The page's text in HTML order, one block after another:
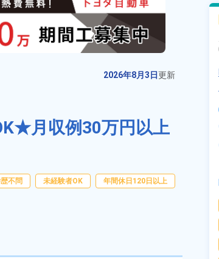
2026年8月3日更新
月収例30万円以上
不問 未経験者OK 年間休日120日以上
お仕事No.
13083-
01
2026年8月3日
新
ハムなどの食品加工業務！【チャ
が得意な方にもピッタリ！20代～
50代の男女活躍中！カップル＆友
八雲町》
230,000円
時給 1,250円～1,250円
勤務地
北海道二海郡八雲町
職種
検査,食品加工,清掃,仕分